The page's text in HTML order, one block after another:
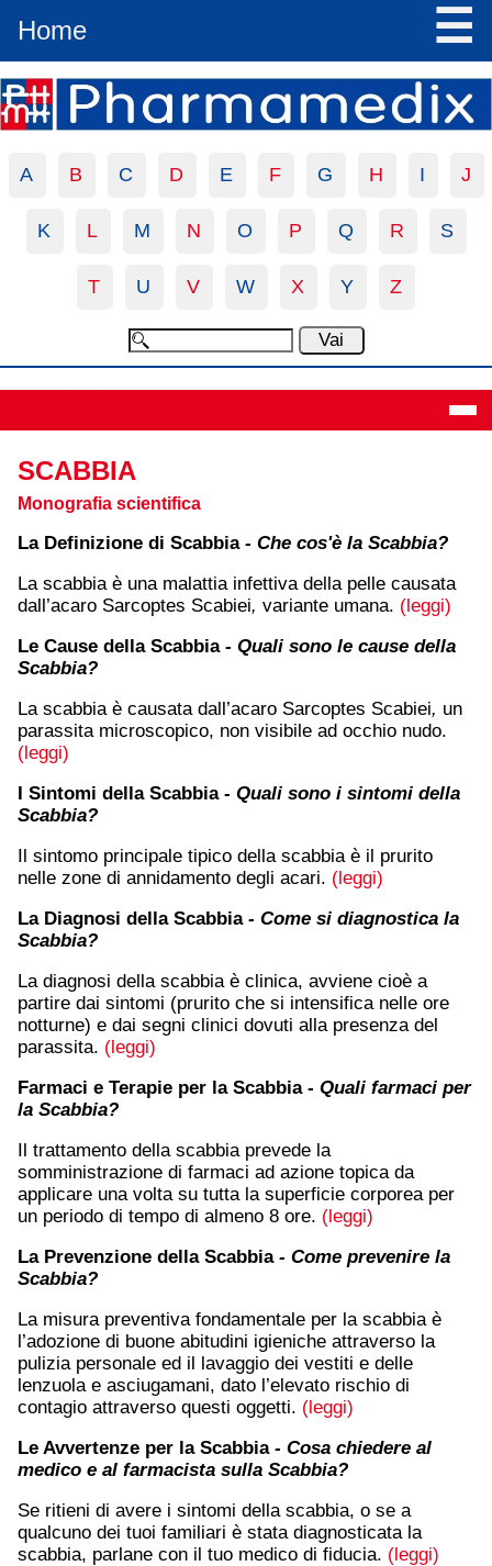
Home ☰
A B C D E F G H I J
K L M N O P Q R S
T U V W X Y Z
Definizione
SCABBIA
Monografia scientifica
La Definizione di Scabbia - Che cos'è la Scabbia?
La scabbia è una malattia infettiva della pelle causata
dall’acaro Sarcoptes Scabiei, variante umana. (leggi)
Le Cause della Scabbia - Quali sono le cause della
Scabbia?
La scabbia è causata dall’acaro Sarcoptes Scabiei, un
parassita microscopico, non visibile ad occhio nudo.
(leggi)
I Sintomi della Scabbia - Quali sono i sintomi della
Scabbia?
Il sintomo principale tipico della scabbia è il prurito
nelle zone di annidamento degli acari. (leggi)
La Diagnosi della Scabbia - Come si diagnostica la
Scabbia?
La diagnosi della scabbia è clinica, avviene cioè a
partire dai sintomi (prurito che si intensifica nelle ore
notturne) e dai segni clinici dovuti alla presenza del
parassita. (leggi)
Farmaci e Terapie per la Scabbia - Quali farmaci per
la Scabbia?
Il trattamento della scabbia prevede la
somministrazione di farmaci ad azione topica da
applicare una volta su tutta la superficie corporea per
un periodo di tempo di almeno 8 ore. (leggi)
La Prevenzione della Scabbia - Come prevenire la
Scabbia?
La misura preventiva fondamentale per la scabbia è
l’adozione di buone abitudini igieniche attraverso la
pulizia personale ed il lavaggio dei vestiti e delle
lenzuola e asciugamani, dato l’elevato rischio di
contagio attraverso questi oggetti. (leggi)
Le Avvertenze per la Scabbia - Cosa chiedere al
medico e al farmacista sulla Scabbia?
Se ritieni di avere i sintomi della scabbia, o se a
qualcuno dei tuoi familiari è stata diagnosticata la
scabbia, parlane con il tuo medico di fiducia. (leggi)